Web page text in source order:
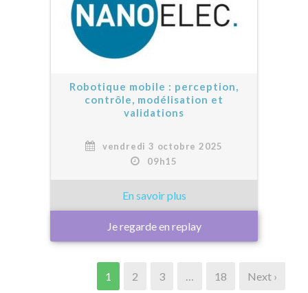
Robotique mobile : perception,
contrôle, modélisation et
validations
vendredi 3 octobre 2025
09h15
Je regarde en replay
1 2 3 … 18 Next ›